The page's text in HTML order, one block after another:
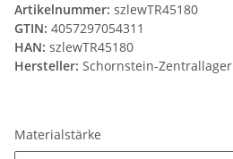
Artikelnummer: szlewTR45180
GTIN: 4057297054311
HAN: szlewTR45180
Hersteller: Schornstein-Zentrallager
Materialstärke